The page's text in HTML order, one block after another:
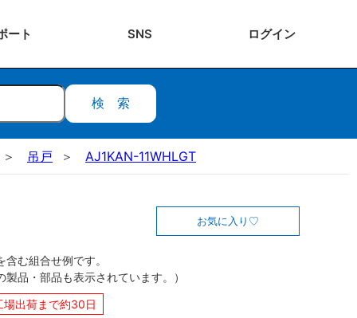
ート SNS ログイン
検索
吊戸 AJ1KAN-11WHLGT
お気に入り
む組合せ例です。
製品・部品も表示されています。）
場出荷まで約30日